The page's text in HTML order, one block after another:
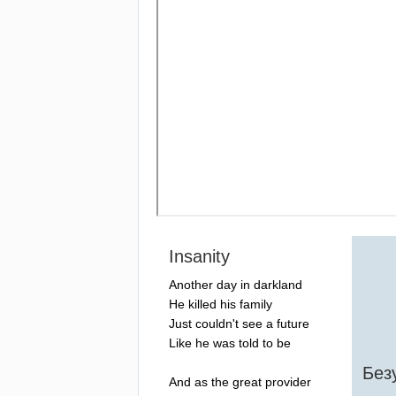
Insanity
Another day in darkland
He killed his family
Just couldn't see a future
Like he was told to be
And as the great provider